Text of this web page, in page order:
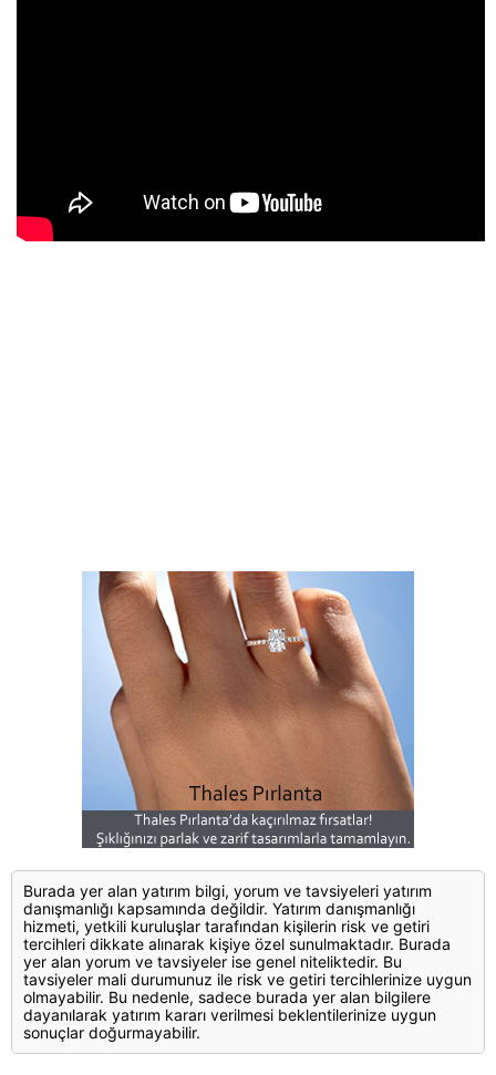
Burada yer alan yatırım bilgi, yorum ve tavsiyeleri yatırım
danışmanlığı kapsamında değildir. Yatırım danışmanlığı
hizmeti, yetkili kuruluşlar tarafından kişilerin risk ve getiri
tercihleri dikkate alınarak kişiye özel sunulmaktadır. Burada
yer alan yorum ve tavsiyeler ise genel niteliktedir. Bu
tavsiyeler mali durumunuz ile risk ve getiri tercihlerinize uygun
olmayabilir. Bu nedenle, sadece burada yer alan bilgilere
dayanılarak yatırım kararı verilmesi beklentilerinize uygun
sonuçlar doğurmayabilir.